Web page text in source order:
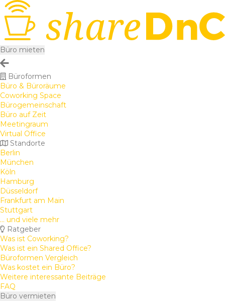
Büro mieten
Büroformen
Büro & Büroräume
Coworking Space
Bürogemeinschaft
Büro auf Zeit
Meetingraum
Virtual Office
Standorte
Berlin
München
Köln
Hamburg
Düsseldorf
Frankfurt am Main
Stuttgart
... und viele mehr
Ratgeber
Was ist Coworking?
Was ist ein Shared Office?
Büroformen Vergleich
Was kostet ein Büro?
Weitere interessante Beiträge
FAQ
Büro vermieten